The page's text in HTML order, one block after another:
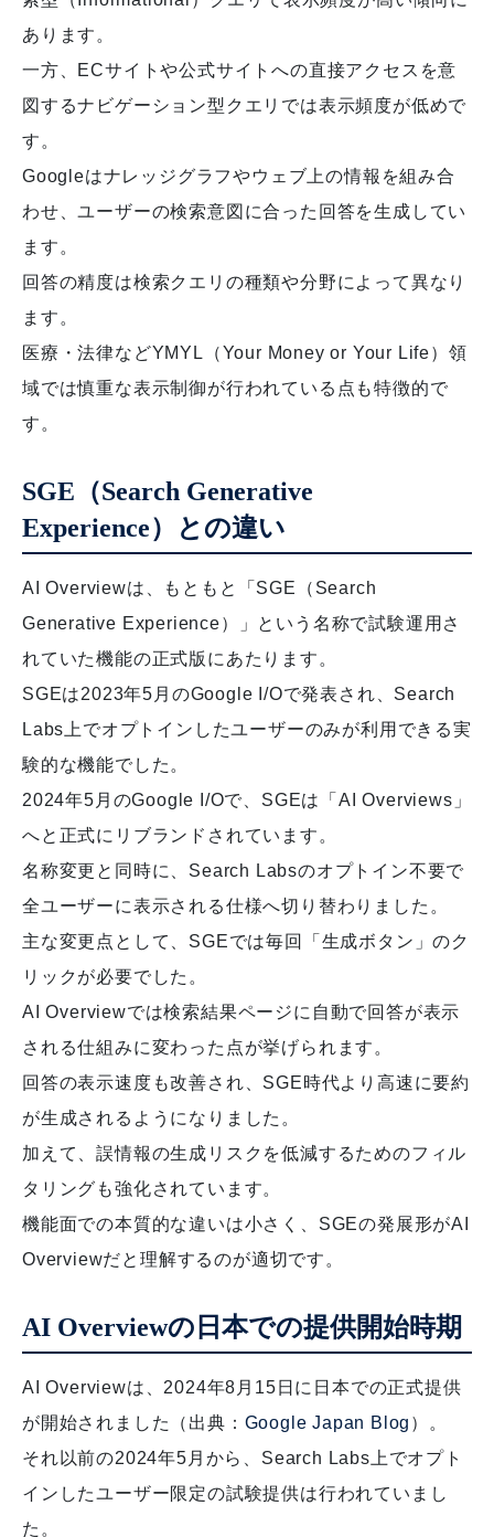
あります。
一方、ECサイトや公式サイトへの直接アクセスを意
図するナビゲーション型クエリでは表示頻度が低めで
す。
Googleはナレッジグラフやウェブ上の情報を組み合
わせ、ユーザーの検索意図に合った回答を生成してい
ます。
回答の精度は検索クエリの種類や分野によって異なり
ます。
医療・法律などYMYL（Your Money or Your Life）領
域では慎重な表示制御が行われている点も特徴的で
す。
SGE（Search Generative
Experience）との違い
AI Overviewは、もともと「SGE（Search
Generative Experience）」という名称で試験運用さ
れていた機能の正式版にあたります。
SGEは2023年5月のGoogle I/Oで発表され、Search
Labs上でオプトインしたユーザーのみが利用できる実
験的な機能でした。
2024年5月のGoogle I/Oで、SGEは「AI Overviews」
へと正式にリブランドされています。
名称変更と同時に、Search Labsのオプトイン不要で
全ユーザーに表示される仕様へ切り替わりました。
主な変更点として、SGEでは毎回「生成ボタン」のク
リックが必要でした。
AI Overviewでは検索結果ページに自動で回答が表示
される仕組みに変わった点が挙げられます。
回答の表示速度も改善され、SGE時代より高速に要約
が生成されるようになりました。
加えて、誤情報の生成リスクを低減するためのフィル
タリングも強化されています。
機能面での本質的な違いは小さく、SGEの発展形がAI
Overviewだと理解するのが適切です。
AI Overviewの日本での提供開始時期
AI Overviewは、2024年8月15日に日本での正式提供
が開始されました（出典： Google Japan Blog ）。
それ以前の2024年5月から、Search Labs上でオプト
インしたユーザー限定の試験提供は行われていまし
た。